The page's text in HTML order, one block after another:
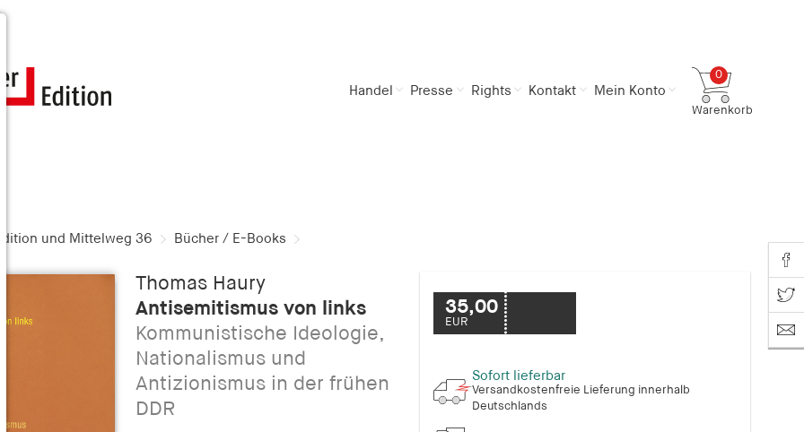
Handel Presse Rights Kontakt Mein Konto
0
Warenkorb
und Mittelweg 36 Bücher / E-Books
Thomas Haury
Antisemitismus von links
Kommunistische Ideologie,
Nationalismus und
Antizionismus in der frühen
DDR
35,00
EUR
Sofort lieferbar
Versandkostenfreie Lieferung innerhalb
Deutschlands
Share
Share on